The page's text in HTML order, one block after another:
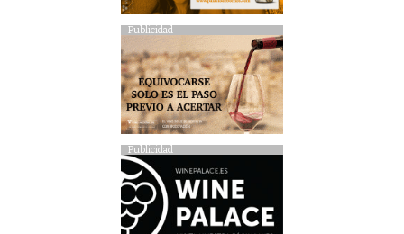
Publicidad
Publicidad